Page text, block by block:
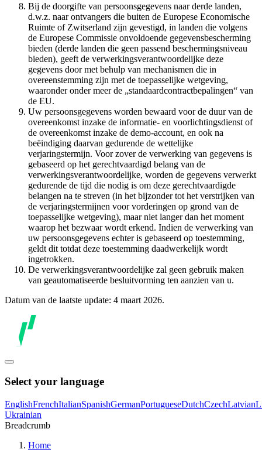
Bij de doorgifte van persoonsgegevens naar derde landen,
d.w.z. naar ontvangers die buiten de Europese Economische
Ruimte of Zwitserland zijn gevestigd, in landen die volgens
de Europese Commissie onvoldoende gegevensbescherming
bieden (derde landen die geen passend beschermingsniveau
bieden), geeft de verwerkingsverantwoordelijke deze
gegevens door met behulp van mechanismen die in
overeenstemming zijn met de toepasselijke wetgeving,
waaronder onder meer de „standaardcontractbepalingen“ van
de EU.
Uw persoonsgegevens worden bewaard voor de duur van de
overeenkomst inzake de informatie- en voorlichtingsdienst of
de overeenkomst inzake de demo-account, en ook na
beëindiging daarvan gedurende de wettelijke
verjaringstermijn. Voor zover de verwerking van gegevens is
gebaseerd op het gerechtvaardigd belang van de
verwerkingsverantwoordelijke, worden de gegevens verwerkt
gedurende de tijd die nodig is om deze gerechtvaardigde
belangen na te streven (in het bijzonder tot het verstrijken van
de verjaringstermijnen voor vorderingen op grond van de
toepasselijke wetgeving), maar niet langer dan het moment
waarop het bezwaar wordt erkend. Indien de verwerking van
uw persoonsgegevens echter is gebaseerd op toestemming,
geldt dit totdat deze toestemming daadwerkelijk wordt
ingetrokken.
De verwerkingsverantwoordelijke zal geen gebruik maken
van geautomatiseerde besluitvorming ten aanzien van u.
Datum van de laatste update: 4 maart 2026.
Select your language
EnglishFrenchItalianSpanishGermanPortugueseDutchCzechLatvian
Ukrainian
Breadcrumb
Home